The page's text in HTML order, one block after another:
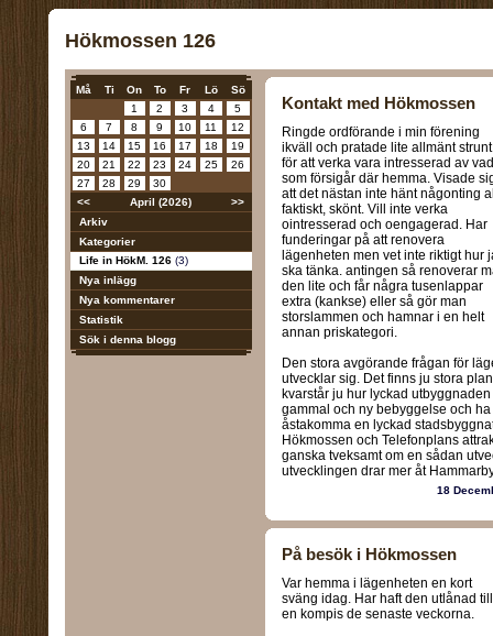
Hökmossen 126
Må Ti On To Fr Lö
Sö
1
2 3 4
5
6
7 8 9 10 11
12
13
14 15 16 17 18
19
20
21 22 23 24 25
26
27
28 29
30
<<
April (2026)
>>
Arkiv
Kategorier
Life in HökM. 126 (3)
Nya inlägg
Nya kommentarer
Statistik
Sök i denna blogg
Kontakt med Hökmossen
Ringde ordförande i min förening
ikväll och pratade lite allmänt strunt
för att verka vara intresserad av vad
som försigår där hemma. Visade
att det nästan inte hänt någonting
faktiskt, skönt. Vill inte verka
ointresserad och oengagerad. Har
funderingar på att renovera
lägenheten men vet inte riktigt hur
ska tänka. antingen så renoverar
den lite och får några tusenlappar
extra (kankse) eller så gör man
storslammen och hamnar i en helt
annan priskategori.
Den stora avgörande frågan för
utvecklar sig. Det finns ju stora
kvarstår ju hur lyckad
gammal och ny bebyggelse och
åstakomma en lyckad
Hökmossen och Telefonplans
ganska tveksamt om en sådan
utvecklingen drar mer åt
18
På besök i Hökmossen
Var hemma i lägenheten en kort
sväng idag. Har haft den utlånad till
en kompis de senaste veckorna.